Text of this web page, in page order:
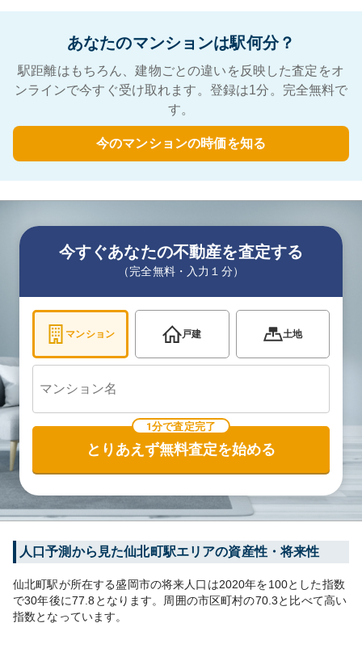
あなたのマンションは駅何分？
駅距離はもちろん、建物ごとの違いを反映した査定をオ
ンラインで今すぐ受け取れます。登録は1分。完全無料で
す。
今のマンションの時価を知る
今すぐあなたの不動産を査定する
（完全無料・入力１分）
マンション 戸建 土地
1分で査定完了
とりあえず無料査定を始める
人口予測から見た仙北町駅エリアの資産性・将来性
仙北町駅が所在する盛岡市の将来人口は2020年を100とした指数
で30年後に77.8 となります。 周囲の市区町村の70.3と比べて高い
指数となっています。